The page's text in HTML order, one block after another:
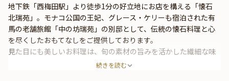
地下鉄「西梅田駅」より徒歩1分の好立地にお店を構える「懐石
北瑞苑」。モナコ公国の王妃、グレース・ケリーも宿泊された有
馬の老舗旅館「中の坊瑞苑」の別邸として、伝統の懐石料理と心
を尽くしたおもてなしをご提供しております。
見た目にも美しいお料理は、旬の素材の旨みを活かした繊細な味
付けが魅力。季節に合わせたお品書きでお楽しみいただけます。
続きを読む